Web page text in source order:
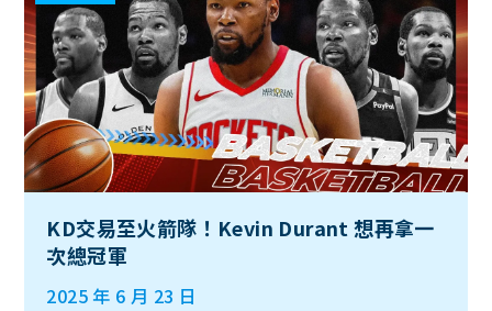
KD交易至火箭隊！Kevin Durant 想再拿一
次總冠軍
2025 年 6 月 23 日